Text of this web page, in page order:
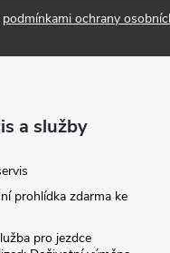
podmínkami ochrany
a služby
prohlídka zdarma ke
pro jezdce